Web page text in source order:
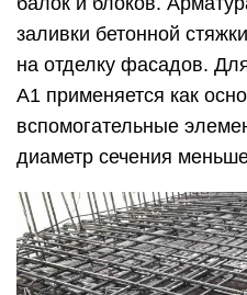
заливки бетонной
на отделку фасадов.
А1 применяется как
вспомогательные
диаметр сечения